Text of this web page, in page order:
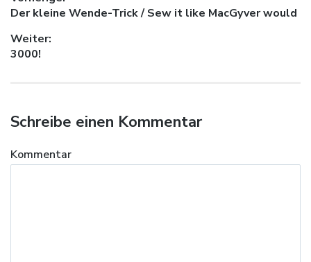
Vorheriger Beitrag:
Der kleine Wende-Trick / Sew it like MacGyver would
Weiter:
Nächster Beitrag:
3000!
Schreibe einen Kommentar
Kommentar